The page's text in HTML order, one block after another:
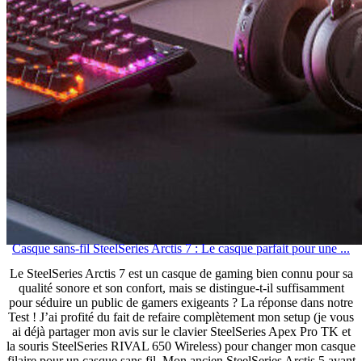
Casque sans-fil SteelSeries Arctis 7 : Le casque parfait pour une ...
Le SteelSeries Arctis 7 est un casque de gaming bien connu pour sa
qualité sonore et son confort, mais se distingue-t-il suffisamment
pour séduire un public de gamers exigeants ? La réponse dans notre
Test ! J’ai profité du fait de refaire complètement mon setup (je vous
ai déjà partager mon avis sur le clavier SteelSeries Apex Pro TK et
la souris SteelSeries RIVAL 650 Wireless) pour changer mon casque